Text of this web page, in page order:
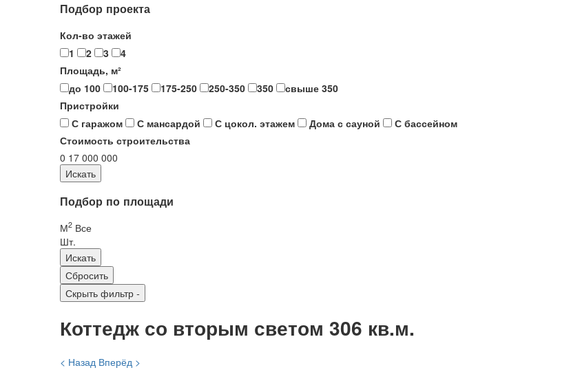
Подбор проекта
Кол-во этажей
1
2 3
4
Площадь, м²
до 100
100-175 175-250 250-350 350
свыше 350
Пристройки
С гаражом
С мансардой С цокол. этажем Дома с сауной
С бассейном
Стоимость строительства
0 17 000 000
Подбор по площади
М2 Все
Шт.
Скрыть фильтр -
Коттедж со вторым светом 306 кв.м.
< Назад Вперёд >